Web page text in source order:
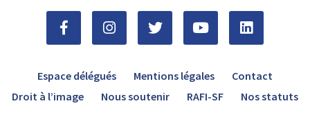
Espace délégués Mentions légales
Contact
Droit à l’image
Nous soutenir RAFI-SF Nos statuts